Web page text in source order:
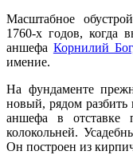
Масштабное
1760-х годов, когда
аншефа Корнилий
имение.
На фундаменте
новый, рядом разбить
аншефа в отставке
колокольней.
Он построен из